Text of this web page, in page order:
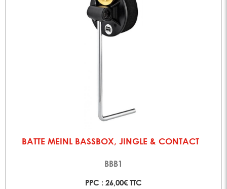
BATTE MEINL BASSBOX, JINGLE & CONTACT
BBB1
PPC : 26,00€ TTC